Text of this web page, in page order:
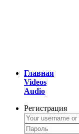
Главная
Videos
Audio
Регистрация